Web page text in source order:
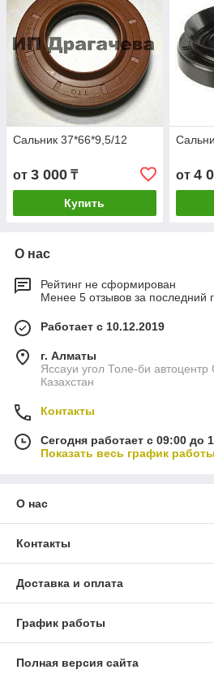
Сальник 37*66*9,5/12
от 3 000 ₸
Купить
от 4
О нас
Рейтинг не сформирован
Менее 5 отзывов за последний
Работает с 10.12.2019
г. Алматы
Яссауи угол Толе-би
Казахстан
Контакты
Сегодня работает с 09:00 до
Показать весь график работы
О нас
Контакты
Доставка и оплата
График работы
Полная версия сайта